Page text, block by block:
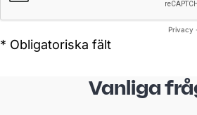
Vanliga